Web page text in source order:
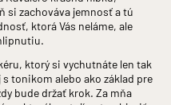
2 zákona č. 219/1996 Z.z. o
nápojov a o
záchytných
s. r. o., Pradiareň 40, 060 01
si zachováva jemnosť a tú
ktorá Vás neláme, ale
ktorý si vychutnáte len tak
tonikom alebo ako základ pre
bude držať krok. Za mňa